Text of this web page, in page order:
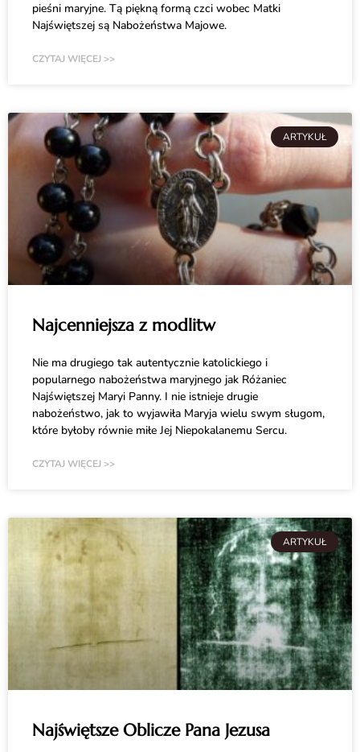
pieśni maryjne. Tą piękną formą czci wobec Matki
Najświętszej są Nabożeństwa Majowe.
CZYTAJ WIĘCEJ >>
ARTYKUŁ
Najcenniejsza z modlitw
Nie ma drugiego tak autentycznie katolickiego i
popularnego nabożeństwa maryjnego jak Różaniec
Najświętszej Maryi Panny. I nie istnieje drugie
nabożeństwo, jak to wyjawiła Maryja wielu swym sługom,
które byłoby równie miłe Jej Niepokalanemu Sercu.
CZYTAJ WIĘCEJ >>
ARTYKUŁ
Najświętsze Oblicze Pana Jezusa